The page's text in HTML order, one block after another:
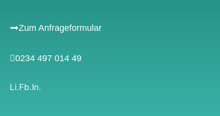
Zum Anfrageformular
0234 497 014 49
Li.Fb.In.